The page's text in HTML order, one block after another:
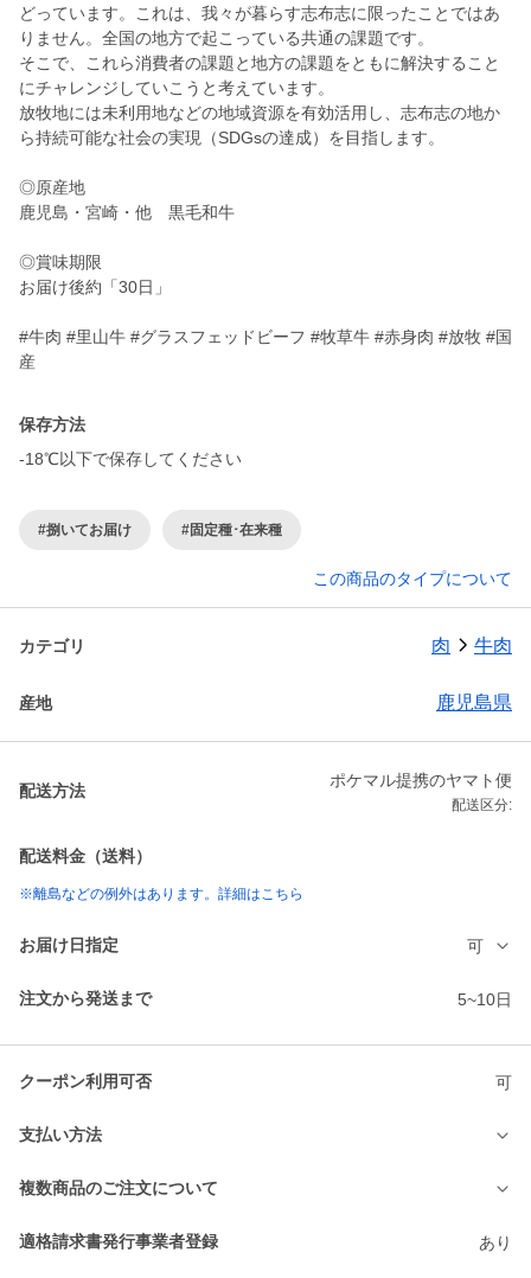
どっています。これは、我々が暮らす志布志に限ったことではあ
りません。全国の地方で起こっている共通の課題です。
そこで、これら消費者の課題と地方の課題をともに解決すること
にチャレンジしていこうと考えています。
放牧地には未利用地などの地域資源を有効活用し、志布志の地か
ら持続可能な社会の実現（SDGsの達成）を目指します。
◎原産地
鹿児島・宮崎・他 黒毛和牛
◎賞味期限
お届け後約「30日」
#牛肉 #里山牛 #グラスフェッドビーフ #牧草牛 #赤身肉 #放牧 #国
産
保存方法
-18℃以下で保存してください
#捌いてお届け #固定種･在来種
この商品のタイプについて
カテゴリ 肉 牛肉
産地 鹿児島県
配送方法
ポケマル提携のヤマト便
配送区分:
配送料金（送料）
※離島などの例外はあります。詳細はこちら
お届け日指定 可
注文から発送まで 5~10日
クーポン利用可否 可
支払い方法
複数商品のご注文について
適格請求書発行事業者登録 あり